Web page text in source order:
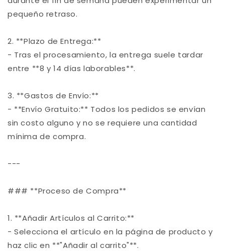
pequeño retraso.
2. **Plazo de Entrega:**
- Tras el procesamiento, la entrega suele tardar
entre **8 y 14 días laborables**.
3. **Gastos de Envío:**
- **Envío Gratuito:** Todos los pedidos se envían
sin costo alguno y no se requiere una cantidad
mínima de compra.
---
### **Proceso de Compra**
1. **Añadir Artículos al Carrito:**
- Selecciona el artículo en la página de producto y
haz clic en **"Añadir al carrito"**.